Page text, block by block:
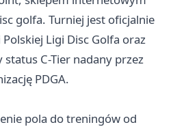
golfa. Turniej jest oficjalnie
Ligi Disc Golfa oraz
C-Tier nadany przez
PDGA.
pola do treningów od